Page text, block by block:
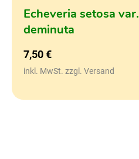
Echeveria setosa var.
deminuta
7,50€
inkl. MwSt. zzgl. Versand